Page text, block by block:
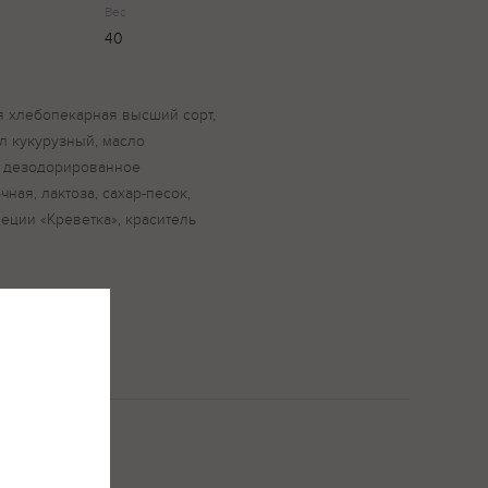
Вес
40
хлебопекарная высший сорт,
кукурузный, масло
лактоза, сахар-песок,
«Креветка», краситель